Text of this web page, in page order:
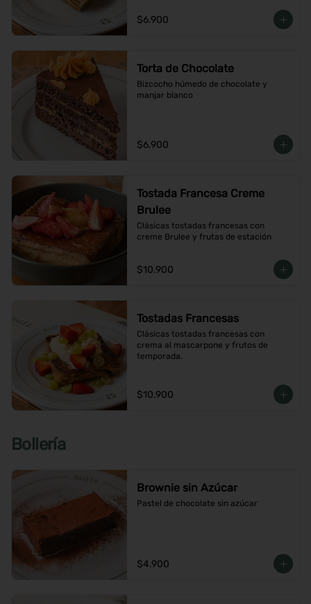
$6.900
Torta de Chocolate
Bizcocho húmedo de chocolate y
manjar blanco
$6.900
Tostada Francesa Creme
Brulee
Clásicas tostadas francesas con
creme Brulee y frutas de estación
$10.900
Tostadas Francesas
Clásicas tostadas francesas con
crema al mascarpone y frutos de
temporada.
$10.900
Bollería
Brownie sin Azúcar
Pastel de chocolate sin azúcar
$4.900